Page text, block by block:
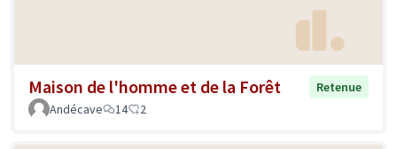
Maison de l'homme et de la Forêt
Retenue
Andécave
14 2